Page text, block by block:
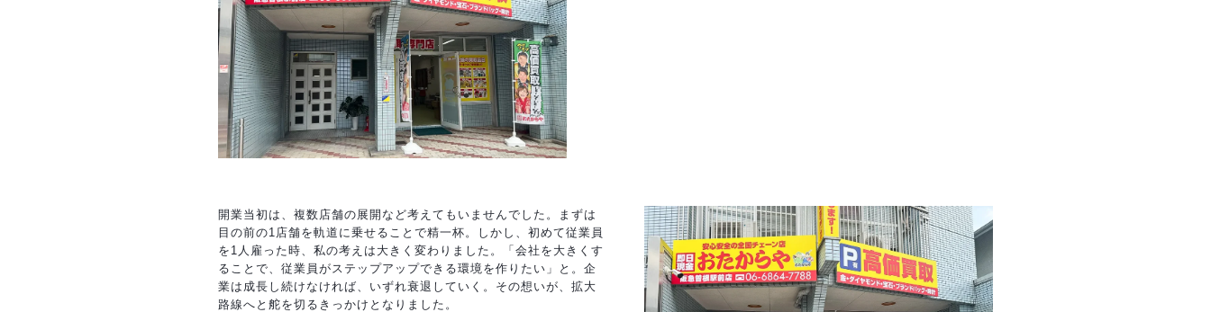
開業当初は、複数店舗の展開など考えてもいませんでした。まずは
目の前の1店舗を軌道に乗せることで精一杯。しかし、初めて従業員
を1人雇った時、私の考えは大きく変わりました。「会社を大きくす
ることで、従業員がステップアップできる環境を作りたい」と。企
業は成長し続けなければ、いずれ衰退していく。その想いが、拡大
路線へと舵を切るきっかけとなりました。